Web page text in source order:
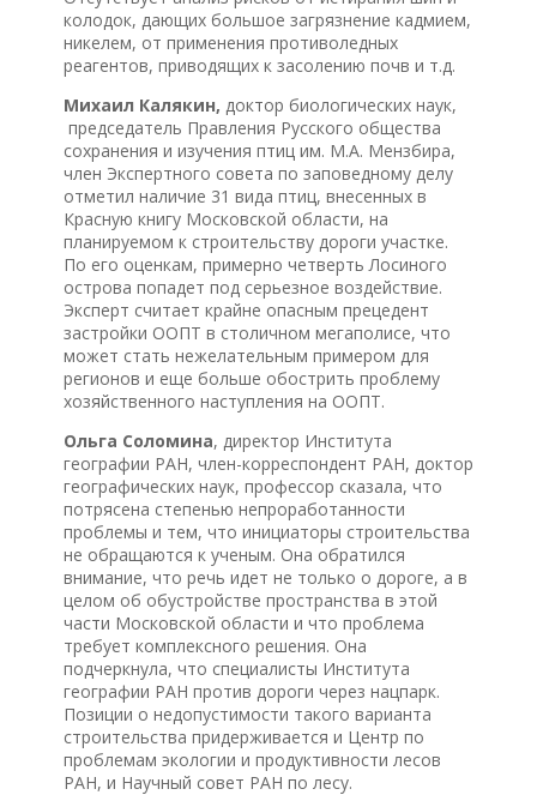
колодок, дающих большое загрязнение кадмием,
никелем, от применения противоледных
реагентов, приводящих к засолению почв и т.д.
Михаил Калякин, доктор биологических наук,
председатель Правления Русского общества
сохранения и изучения птиц им. М.А. Мензбира,
член Экспертного совета по заповедному делу
отметил наличие 31 вида птиц, внесенных в
Красную книгу Московской области, на
планируемом к строительству дороги участке.
По его оценкам, примерно четверть Лосиного
острова попадет под серьезное воздействие.
Эксперт считает крайне опасным прецедент
застройки ООПТ в столичном мегаполисе, что
может стать нежелательным примером для
регионов и еще больше обострить проблему
хозяйственного наступления на ООПТ.
Ольга Соломина, директор Института
географии РАН, член-корреспондент РАН, доктор
географических наук, профессор сказала, что
потрясена степенью непроработанности
проблемы и тем, что инициаторы строительства
не обращаются к ученым. Она обратился
внимание, что речь идет не только о дороге, а в
целом об обустройстве пространства в этой
части Московской области и что проблема
требует комплексного решения. Она
подчеркнула, что специалисты Института
географии РАН против дороги через нацпарк.
Позиции о недопустимости такого варианта
строительства придерживается и Центр по
проблемам экологии и продуктивности лесов
РАН, и Научный совет РАН по лесу.